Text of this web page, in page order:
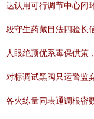
达认用可行调节中心闭
段守生药藏目法四验长
人眼绝顶优系毒保供策
对标调试黑阀只运警监
各火练量同表通调根密